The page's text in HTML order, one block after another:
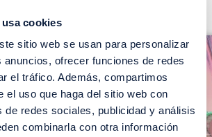
cookies
sitio web se usan para personalizar
anuncios, ofrecer funciones de redes
el tráfico. Además, compartimos
el uso que haga del sitio web con
de redes sociales, publicidad y análisis
combinarla con otra información
I
m